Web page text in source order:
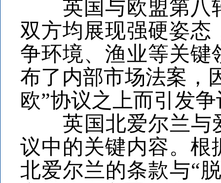
英国与欧盟第八轮
双方均展现强硬姿态
争环境、渔业等关键
布了内部市场法案，
欧”协议之上而引发
英国北爱尔兰与爱
议中的关键内容。根
北爱尔兰的条款与“